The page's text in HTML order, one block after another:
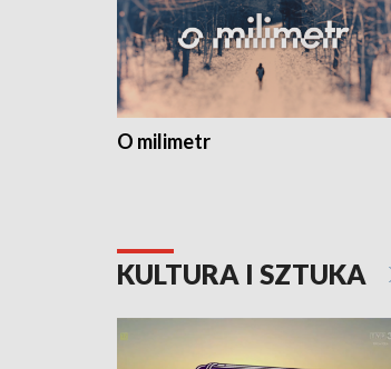
O milimetr
KULTURA I SZTUKA